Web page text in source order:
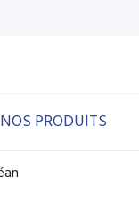
NOS PRODUITS